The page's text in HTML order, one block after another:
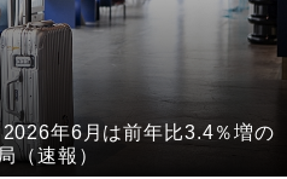
2026年6月は前年比3.4％増の
速報）